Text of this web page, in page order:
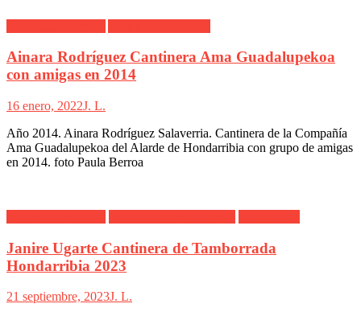
Ainara Rodríguez Cantinera Ama Guadalupekoa
con amigas en 2014
16 enero, 2022J. L.
Año 2014. Ainara Rodríguez Salaverria. Cantinera de la Compañía
Ama Guadalupekoa del Alarde de Hondarribia con grupo de amigas
en 2014. foto Paula Berroa
Janire Ugarte Cantinera de Tamborrada
Hondarribia 2023
21 septiembre, 2023J. L.